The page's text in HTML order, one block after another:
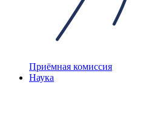
Приёмная комиссия
Наука